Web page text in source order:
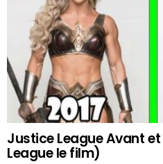
Justice League Avant
League le film)